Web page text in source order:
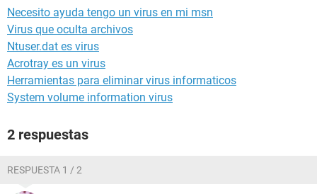
Necesito ayuda tengo un virus en mi msn
Virus que oculta archivos
Ntuser.dat es virus
Acrotray es un virus
Herramientas para eliminar virus informaticos
System volume information virus
2 respuestas
RESPUESTA 1 / 2